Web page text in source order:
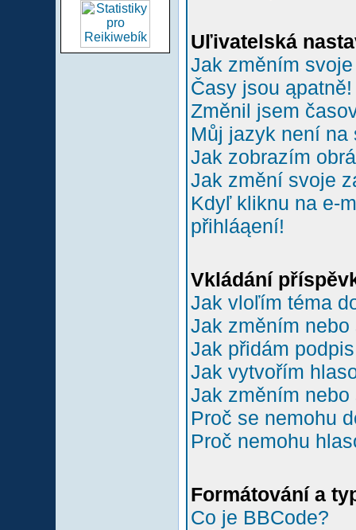
Uľivatelská
Jak změním
Časy jsou ąpatně!
Změnil jsem
Můj jazyk není na
Jak zobrazím
Jak změní svoje
Kdyľ kliknu na e-
přihláąení!
Vkládání
Jak vloľím téma
Jak změním
Jak přidám
Jak vytvořím
Jak změním
Proč se nemohu
Proč nemohu
Formátování a
Co je BBCode?